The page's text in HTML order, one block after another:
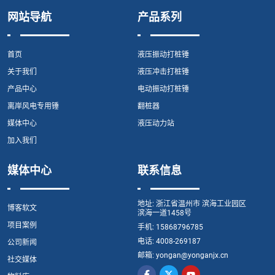
网站导航
首页
关于我们
产品中心
离岸风电专用锤
媒体中心
加入我们
产品系列
液压振动打桩锤
液压冲击打桩锤
电动振动打桩锤
翻桩器
液压动力站
媒体中心
博客软文
项目案例
公司新闻
社交媒体
联系信息
地址: 浙江省温州市 滨海工业园区
滨海一道1458号
手机: 15868796785
电话: 4008-269187
邮箱: yongan@yonganjx.cn